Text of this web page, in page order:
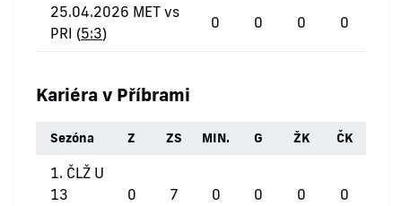
25.04.2026 MET vs
PRI (5:3)
0 0 0 0
Kariéra v Příbrami
Sezóna Z ZS MIN. G ŽK ČK
1. ČLŽ U
13
0 7 0 0 0 0